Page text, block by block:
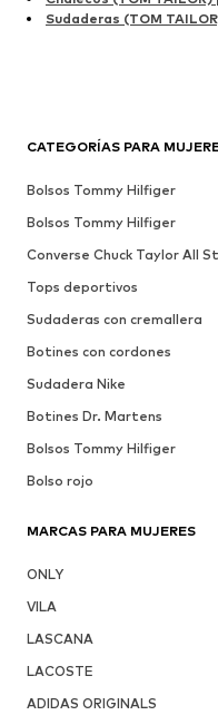
CATEGORÍAS PARA
Bolsos Tommy Hilfiger
Bolsos Tommy Hilfiger
Converse Chuck Taylor All
Tops deportivos
Sudaderas con cremallera
Botines con cordones
Sudadera Nike
Botines Dr. Martens
Bolsos Tommy Hilfiger
Bolso rojo
MARCAS PARA MUJERES
ONLY
VILA
LASCANA
LACOSTE
ADIDAS ORIGINALS
Sudaderas (TOM